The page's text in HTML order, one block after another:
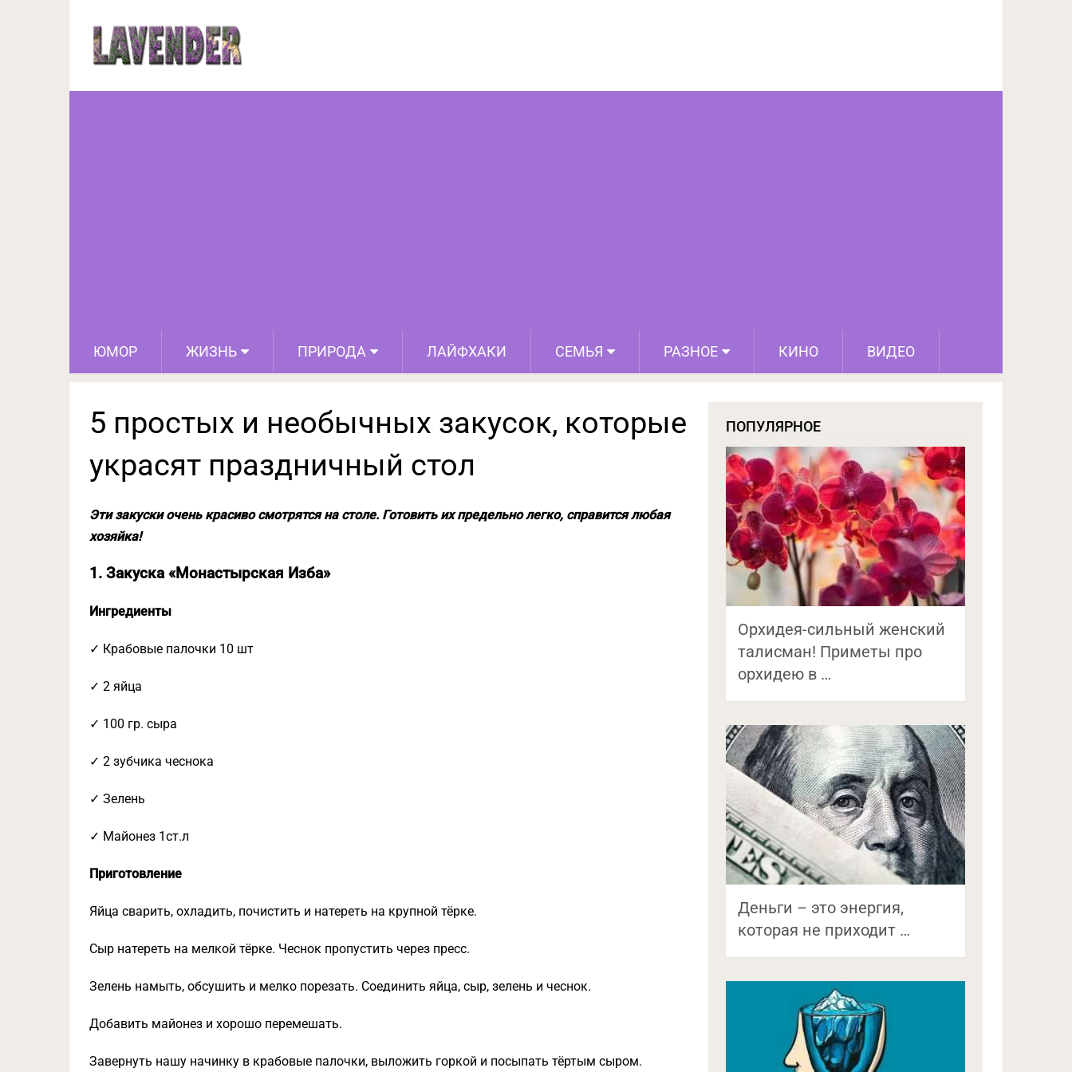
ЮМОР ЖИЗНЬ ПРИРОДА ЛАЙФХАКИ СЕМЬЯ РАЗНОЕ КИНО ВИДЕО
5 простых и необычных закусок, которые украсят
5 простых и необычных закусок, которые
украсят праздничный стол
Эти закуски очень красиво смотрятся на столе. Готовить их предельно легко, справится любая
хозяйка!
1. Закуска «Монастырская Изба»
Ингредиенты
✓ Крабовые палочки 10 шт
✓ 2 яйца
✓ 100 гр. сыра
✓ 2 зубчика чеснока
✓ Зелень
✓ Майонез 1ст.л
Приготовление
Яйца сварить, охладить, почистить и натереть на крупной тёрке.
Сыр натереть на мелкой тёрке. Чеснок пропустить через пресс.
Зелень намыть, обсушить и мелко порезать. Соединить яйца, сыр, зелень и чеснок.
Добавить майонез и хорошо перемешать.
Завернуть нашу начинку в крабовые палочки, выложить горкой и посыпать тёртым сыром.
ПОПУЛЯРНОЕ
Орхидея-сильный женский
талисман! Приметы про
орхидею в …
Деньги – это энергия,
которая не приходит …